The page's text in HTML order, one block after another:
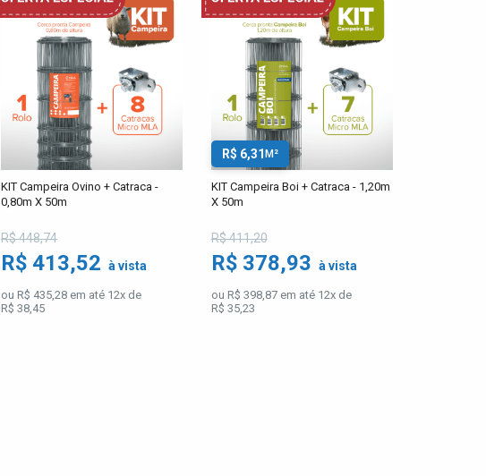
KIT Campeira Ovino + Catraca -
0,80m X 50m
R$ 448,74
R$ 413,52 à vista
ou R$ 435,28 em até 12x de
R$ 38,45
R$ 6,31 M²
KIT Campeira Boi + Catraca - 1,20m
X 50m
R$ 411,20
R$ 378,93 à vista
ou R$ 398,87 em até 12x de
R$ 35,23